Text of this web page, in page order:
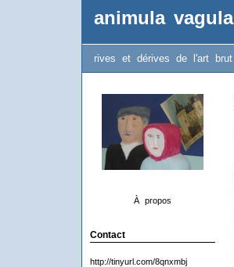
animula vagula
rives et dérives de l'art brut
À propos
Contact
http://tinyurl.com/8qnxmbj